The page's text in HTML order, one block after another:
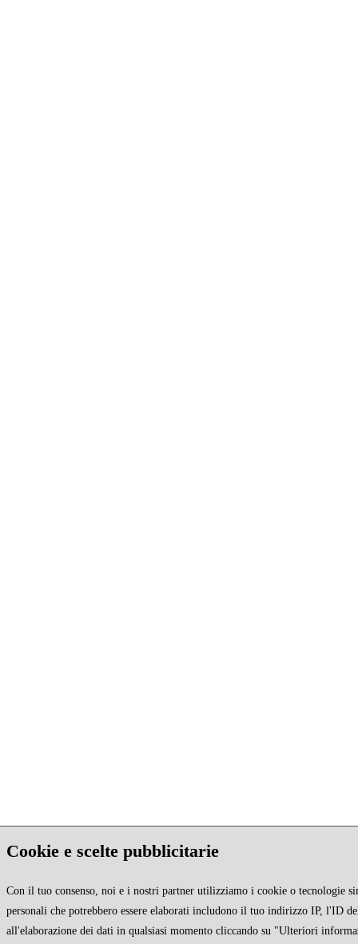
Cookie e scelte pubblicitarie
Con il tuo consenso, noi e i nostri partner utilizziamo i cookie o tecnologie
personali che potrebbero essere elaborati includono il tuo indirizzo IP, l'ID
all'elaborazione dei dati in qualsiasi momento cliccando su "Ulteriori